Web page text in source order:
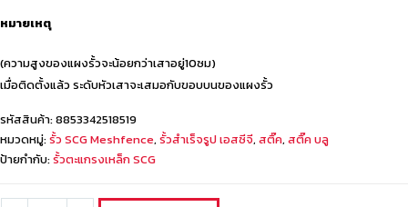
หมายเหตุ
(ความสูงของแผงรั้วจะน้อยกว่าเสาอยู่10ซม)
เมื่อติดตั้งแล้ว ระดับหัวเสาจะเสมอกับขอบบนของแผงรั้ว
รหัสสินค้า:8853342518519
หมวดหมู่:รั้ว SCG Meshfence, รั้วสำเร็จรูป เอสซีจี, สติ๊ค, สติ๊ค บลู
ป้ายกำกับ:รั้วตะแกรงเหล็ก SCG